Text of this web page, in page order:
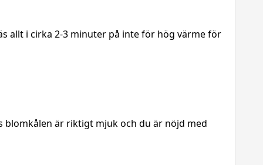
allt i cirka 2-3 minuter på inte för hög värme för
blomkålen är riktigt mjuk och du är nöjd med